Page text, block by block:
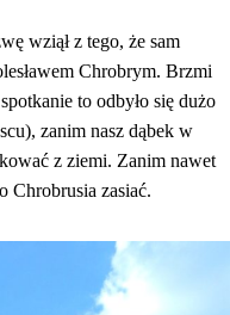
wziął z tego, że sam
Chrobrym. Brzmi
to odbyło się dużo
zanim nasz dąbek w
z ziemi. Zanim nawet
Chrobrusia zasiać.